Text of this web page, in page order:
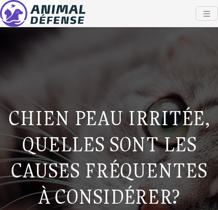
CHIEN PEAU IRRITÉE,
QUELLES SONT LES
CAUSES FRÉQUENTES
À CONSIDÉRER?